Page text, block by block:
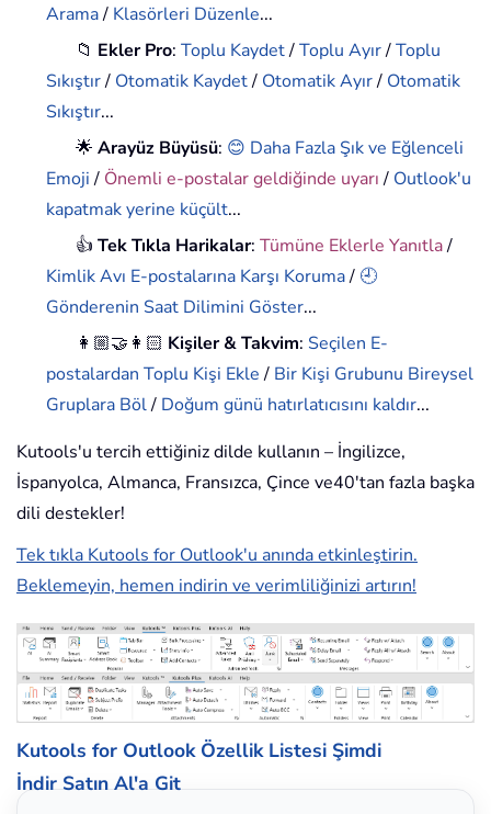
Arama/ Klasörleri Düzenle...
📁 Ekler Pro:Toplu Kaydet/Toplu Ayır/Toplu
Sıkıştır/ Otomatik Kaydet/ Otomatik Ayır/ Otomatik
Sıkıştır...
🌟Arayüz Büyüsü: 😊 Daha Fazla Şık ve Eğlenceli
Emoji/ Önemli e-postalar geldiğinde uyarı/ Outlook'u
kapatmak yerine küçült...
👍Tek Tıkla Harikalar:Tümüne Eklerle Yanıtla/
Kimlik Avı E-postalarına Karşı Koruma/ 🕘
Gönderenin Saat Dilimini Göster...
👩🏼‍🤝‍👩🏻 Kişiler & Takvim: Seçilen E-
postalardan Toplu Kişi Ekle/ Bir Kişi Grubunu Bireysel
Gruplara Böl/ Doğum günü hatırlatıcısını kaldır...
Kutools'u tercih ettiğiniz dilde kullanın – İngilizce,
İspanyolca, Almanca, Fransızca, Çince ve40'tan fazla başka
dili destekler!
Tek tıkla Kutools for Outlook'u anında etkinleştirin.
Beklemeyin, hemen indirin ve verimliliğinizi artırın!
Kutools for Outlook Özellik Listesi Şimdi
İndir Satın Al'a Git